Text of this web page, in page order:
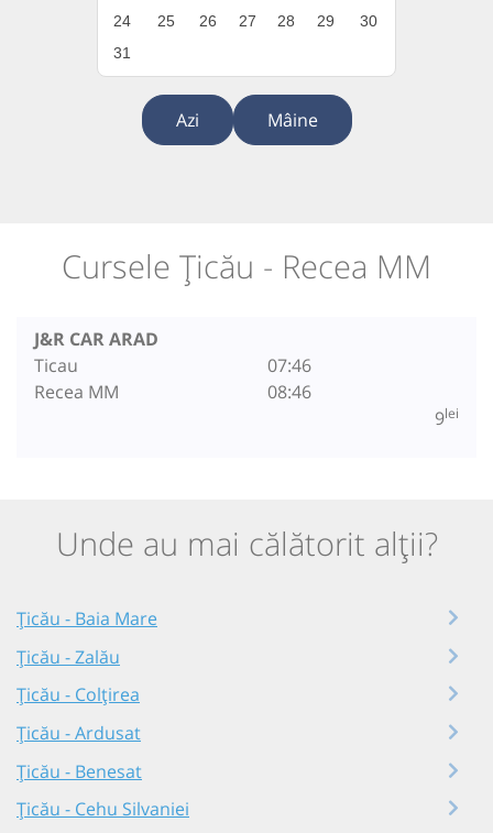
24
25 26 27 28 29
30
31
Azi Mâine
Cursele Țicău - Recea MM
J&R CAR ARAD
Ticau
Recea MM
07:46
08:46
9lei
Unde au mai călătorit alții?
Țicău - Baia Mare
Țicău - Zalău
Țicău - Colțirea
Țicău - Ardusat
Țicău - Benesat
Țicău - Cehu Silvaniei